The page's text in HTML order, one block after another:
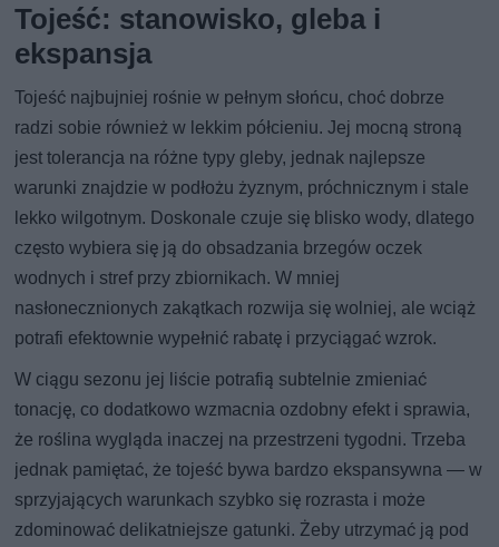
Tojeść: stanowisko, gleba i
ekspansja
Tojeść najbujniej rośnie w pełnym słońcu, choć dobrze
radzi sobie również w lekkim półcieniu. Jej mocną stroną
jest tolerancja na różne typy gleby, jednak najlepsze
warunki znajdzie w podłożu żyznym, próchnicznym i stale
lekko wilgotnym. Doskonale czuje się blisko wody, dlatego
często wybiera się ją do obsadzania brzegów oczek
wodnych i stref przy zbiornikach. W mniej
nasłonecznionych zakątkach rozwija się wolniej, ale wciąż
potrafi efektownie wypełnić rabatę i przyciągać wzrok.
W ciągu sezonu jej liście potrafią subtelnie zmieniać
tonację, co dodatkowo wzmacnia ozdobny efekt i sprawia,
że roślina wygląda inaczej na przestrzeni tygodni. Trzeba
jednak pamiętać, że tojeść bywa bardzo ekspansywna — w
sprzyjających warunkach szybko się rozrasta i może
zdominować delikatniejsze gatunki. Żeby utrzymać ją pod